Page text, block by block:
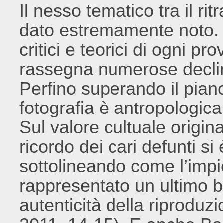
Il nesso tematico tra il
dato estremamente
critici e teorici di ogni
rassegna numerose
Perfino superando il
fotografia è
Sul valore cultuale
ricordo dei cari defunti si
sottolineando come
rappresentato un ultimo
autenticità della